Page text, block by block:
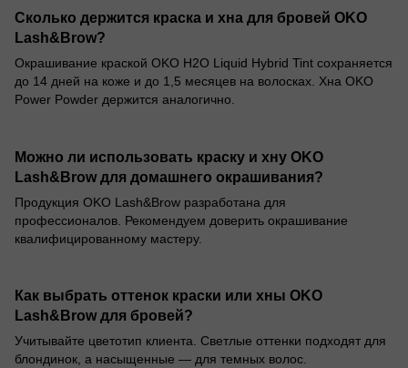
Сколько держится краска и хна для бровей OKO
Lash&Brow?
Окрашивание краской OKO H2O Liquid Hybrid Tint сохраняется
до 14 дней на коже и до 1,5 месяцев на волосках. Хна OKO
Power Powder держится аналогично.
Можно ли использовать краску и хну OKO
Lash&Brow для домашнего окрашивания?
Продукция OKO Lash&Brow разработана для
профессионалов. Рекомендуем доверить окрашивание
квалифицированному мастеру.
Как выбрать оттенок краски или хны OKO
Lash&Brow для бровей?
Учитывайте цветотип клиента. Светлые оттенки подходят для
блондинок, а насыщенные — для темных волос.